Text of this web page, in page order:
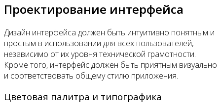
Проектирование интерфейса
Дизайн интерфейса должен быть интуитивно понятным и
простым в использовании для всех пользователей,
независимо от их уровня технической грамотности.
Кроме того, интерфейс должен быть приятным визуально
и соответствовать общему стилю приложения.
Цветовая палитра и типографика